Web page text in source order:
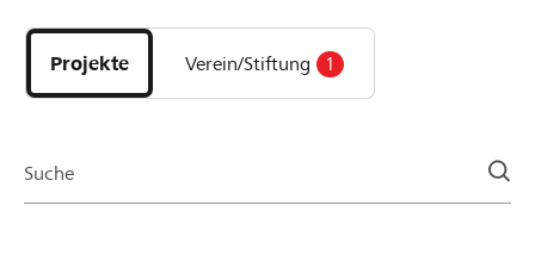
DE FR IT
Projekte
und
Organisationen
Projekte Verein/Stiftung 1
Suche